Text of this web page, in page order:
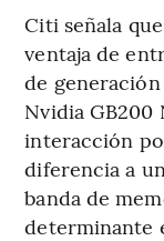
Citi señala
ventaja de
de
Nvidia GB200
interacción
diferencia a
banda de
determinante